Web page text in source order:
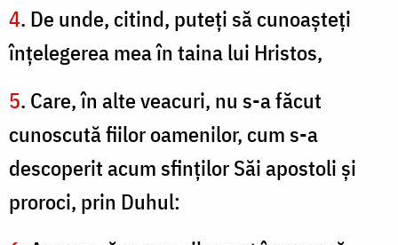
4. De unde, citind, puteţi să cunoaşteţi
înţelegerea mea în taina lui Hristos,
5. Care, în alte veacuri, nu s-a făcut
cunoscută fiilor oamenilor, cum s-a
descoperit acum sfinţilor Săi apostoli şi
proroci, prin Duhul: